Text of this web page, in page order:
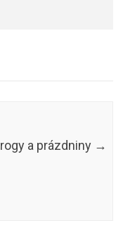
a prázdniny →